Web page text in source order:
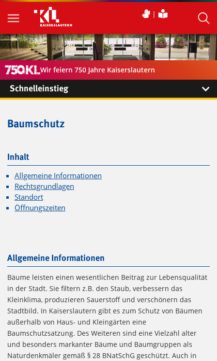
Wir feiern 750 Jahre Kaiserslautern
Schnelleinstieg
Baumschutz
Inhalt
Allgemeine Informationen
Rechtsgrundlagen
Standort
Öffnungszeiten
Allgemeine Informationen
Bäume leisten einen wesentlichen Beitrag zur Lebensqualität
in der Stadt. Sie filtern z.B. den Staub, verbessern das
Kleinklima, produzieren Sauerstoff und verschönern das
Stadtbild. In Kaiserslautern gibt es zum Schutz von Bäumen
außerhalb von Haus- und Kleingärten eine
Baumschutzsatzung. Des Weiteren sind eine Vielzahl alter
und besonders markanter Bäume und Baumgruppen als
Naturdenkmäler gemäß § 28 BNatSchG geschützt. Auch in